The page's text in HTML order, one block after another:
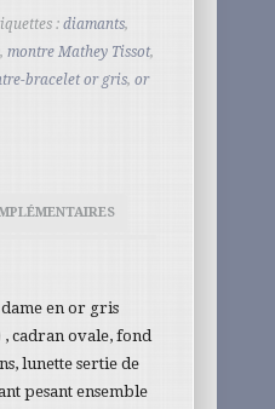
: diamants,
, montre Mathey Tissot,
bracelet or gris, or
en or gris
, cadran ovale, fond
lunette sertie de
pesant ensemble